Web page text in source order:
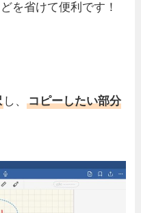
を省けて便利です！
し、コピーしたい部分